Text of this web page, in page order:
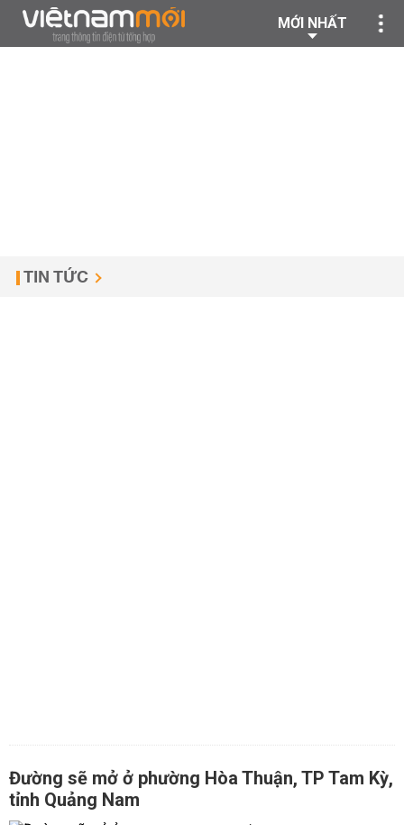
MỚI NHẤT
TIN TỨC
Đường sẽ mở ở phường Hòa Thuận, TP Tam Kỳ,
tỉnh Quảng Nam